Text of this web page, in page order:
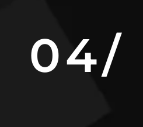
04/